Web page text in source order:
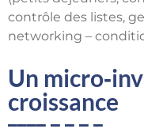
contrôle des listes,
networking –
Un
croissance